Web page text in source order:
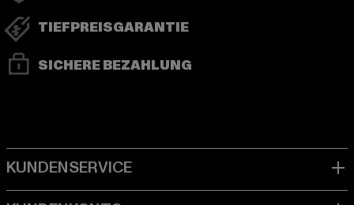
TIEFPREISGARANTIE
SICHERE BEZAHLUNG